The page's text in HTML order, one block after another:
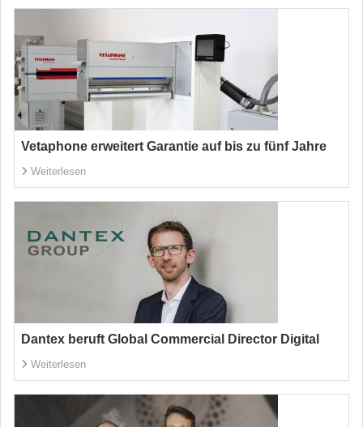
Vetaphone erweitert Garantie auf bis zu fünf Jahre
Weiterlesen
Dantex beruft Global Commercial Director Digital
Weiterlesen